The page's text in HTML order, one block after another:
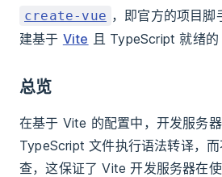
create-vue ，即官方的项目脚
建基于 Vite 且 TypeScript 就绪的
总览
在基于 Vite 的配置中，开发服务
TypeScript 文件执行语法转译，
查，这保证了 Vite 开发服务器在